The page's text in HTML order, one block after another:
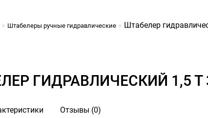
Штабелеры ручные гидравлические Штабелер
ГИДРАВЛИЧЕСКИЙ 1,5 Т
Отзывы (0)